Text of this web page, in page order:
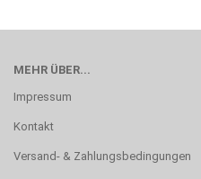
MEHR ÜBER...
Impressum
Kontakt
Versand- & Zahlungsbedingungen